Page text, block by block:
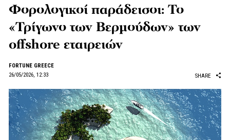
Φορολογικοί παράδεισοι: Το
«Τρίγωνο των Βερμούδων» των
offshore εταιρειών
FORTUNE GREECE
26/05/2026, 12:33
SHARE